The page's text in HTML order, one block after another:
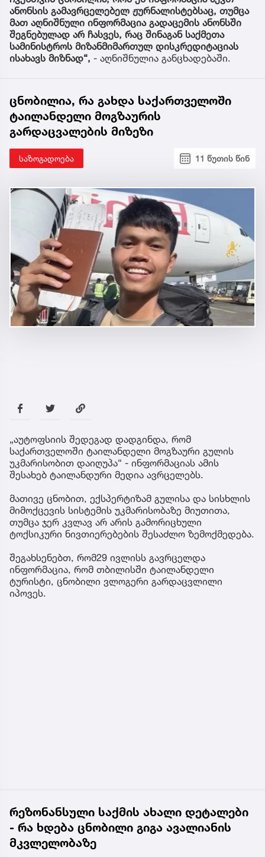
ანონსის გამავრცელებელ ჟურნალისტებსაც, თუმცა
მათ აღნიშნული ინფორმაცია გადაცემის ანონსში
შეგნებულად არ ჩასვეს, რაც შინაგან საქმეთა
სამინისტროს მიზანმიმართულ დისკრედიტაციას
ისახავს მიზნად“, - აღნიშნულია განცხადებაში.
ცნობილია, რა გახდა საქართველოში
ტაილანდელი მოგზაურის
გარდაცვალების მიზეზი
საზოგადოება 11 წუთის წინ
„აუტოფსიის შედეგად დადგინდა, რომ
საქართველოში ტაილანდელი მოგზაური გულის
უკმარისობით დაიღუპა“ - ინფორმაციას ამის
შესახებ ტაილანდური მედია ავრცელებს.
მათივე ცნობით, ექსპერტიზამ გულისა და სისხლის
მიმოქცევის სისტემის უკმარისობაზე მიუთითა,
თუმცა ჯერ კვლავ არ არის გამორიცხული
ტოქსიკური ნივთიერებების შესაძლო ზემოქმედება.
შეგახსენებთ, რომ29 ივლისს გავრცელდა
ინფორმაცია, რომ თბილისში ტაილანდელი
ტურისტი, ცნობილი ვლოგერი გარდაცვლილი
იპოვეს.
რეზონანსული საქმის ახალი დეტალები
- რა ხდება ცნობილი გიგა ავალიანის
მკვლელობაზე